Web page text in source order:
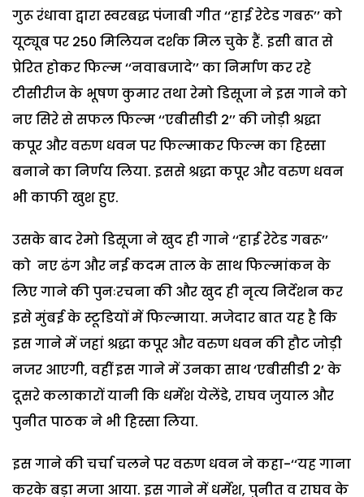
गुरू रंधावा द्वारा स्वरबद्ध पंजाबी गीत ‘‘हाई रेटेड गबरू’’ को
यूट्यूब पर 250 मिलियन दर्शक मिल चुके हैं. इसी बात से
प्रेरित होकर फिल्म ‘‘नवाबजादे’’ का निर्माण कर रहे
टीसीरीज के भूषण कुमार तथा रेमो डिसूजा ने इस गाने को
नए सिरे से सफल फिल्म ‘‘एबीसीडी 2’’ की जोड़ी श्रद्धा
कपूर और वरुण धवन पर फिल्माकर फिल्म का हिस्सा
बनाने का निर्णय लिया. इससे श्रद्धा कपूर और वरुण धवन
भी काफी खुश हुए.
उसके बाद रेमो डिसूजा ने खुद ही गाने ‘‘हाई रेटेड गबरू’’
को नए ढंग और नई कदम ताल के साथ फिल्मांकन के
लिए गाने की पुनःरचना की और खुद ही नृत्य निर्देशन कर
इसे मुंबई के स्टूडियों में फिल्माया. मजेदार बात यह है कि
इस गाने में जहां श्रद्धा कपूर और वरुण धवन की हौट जोड़ी
नजर आएगी, वहीं इस गाने में उनका साथ ‘एबीसीडी 2’ के
दूसरे कलाकारों यानी कि धर्मेश येलेंडे, राघव जुयाल और
पुनीत पाठक ने भी हिस्सा लिया.
इस गाने की चर्चा चलने पर वरुण धवन ने कहा-‘‘यह गाना
करके बड़ा मजा आया. इस गाने में धर्मेश, पुनीत व राघव के